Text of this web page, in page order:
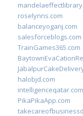
roselynns.com
balanceyoganj.com
salesforceblogs.com
TrainGames365.com
halobjd.com
intelligenceqatar.com
PikaPikaApp.com